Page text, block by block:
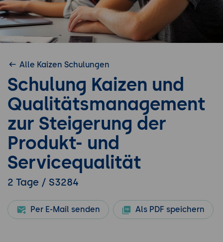
Alle Kaizen Schulungen
Schulung Kaizen und
Qualitätsmanagement
zur Steigerung der
Produkt- und
Servicequalität
2 Tage / S3284
Per E-Mail senden Als PDF speichern